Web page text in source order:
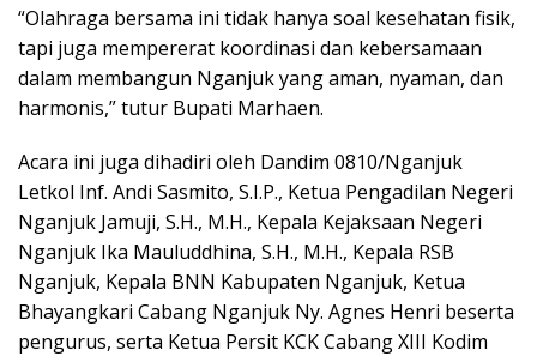
“Olahraga bersama ini tidak hanya soal kesehatan fisik,
tapi juga mempererat koordinasi dan kebersamaan
dalam membangun Nganjuk yang aman, nyaman, dan
harmonis,” tutur Bupati Marhaen.
Acara ini juga dihadiri oleh Dandim 0810/Nganjuk
Letkol Inf. Andi Sasmito, S.I.P., Ketua Pengadilan Negeri
Nganjuk Jamuji, S.H., M.H., Kepala Kejaksaan Negeri
Nganjuk Ika Mauluddhina, S.H., M.H., Kepala RSB
Nganjuk, Kepala BNN Kabupaten Nganjuk, Ketua
Bhayangkari Cabang Nganjuk Ny. Agnes Henri beserta
pengurus, serta Ketua Persit KCK Cabang XIII Kodim